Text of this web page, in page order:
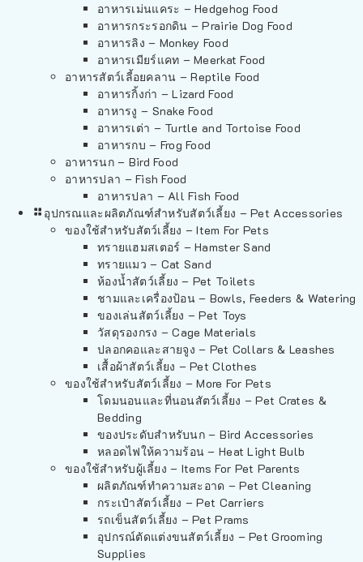
อาหารเม่นแคระ – Hedgehog Food
อาหารกระรอกดิน – Prairie Dog Food
อาหารลิง – Monkey Food
อาหารเมียร์แคท – Meerkat Food
อาหารสัตว์เลี้อยคลาน – Reptile Food
อาหารกิ้งก่า – Lizard Food
อาหารงู – Snake Food
อาหารเต่า – Turtle and Tortoise Food
อาหารกบ – Frog Food
อาหารนก – Bird Food
อาหารปลา – Fish Food
อาหารปลา – All Fish Food
อุปกรณและผลิตภัณฑ์สำหรับสัตว์เลี้ยง – Pet Accessories
ของใช้สำหรับสัตว์เลี้ยง – Item For Pets
ทรายแฮมสเตอร์ – Hamster Sand
ทรายแมว – Cat Sand
ห้องน้ำสัตว์เลี้ยง – Pet Toilets
ชามและเครื่องป้อน – Bowls, Feeders & Watering
ของเล่นสัตว์เลี้ยง – Pet Toys
วัสดุรองกรง – Cage Materials
ปลอกคอและสายจูง – Pet Collars & Leashes
เสื้อผ้าสัตว์เลี้ยง – Pet Clothes
ของใช้สำหรับสัตว์เลี้ยง – More For Pets
โดมนอนและที่นอนสัตว์เลี้ยง – Pet Crates &
Bedding
ของประดับสำหรับนก – Bird Accessories
หลอดไฟให้ความร้อน – Heat Light Bulb
ของใช้สำหรับผู้เลี้ยง – Items For Pet Parents
ผลิตภัณฑ์ทำความสะอาด – Pet Cleaning
กระเป๋าสัตว์เลี้ยง – Pet Carriers
รถเข็นสัตว์เลี้ยง – Pet Prams
อุปกรณ์ตัดแต่งขนสัตว์เลี้ยง – Pet Grooming
Supplies